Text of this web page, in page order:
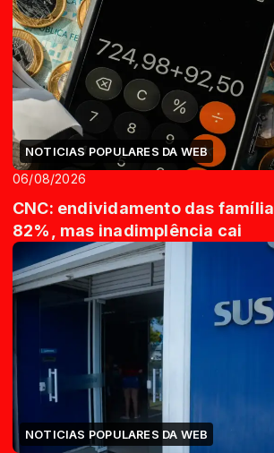
NOTICIAS POPULARES DA WEB
06/08/2026
CNC: endividamento das
82%, mas inadimplência cai
NOTICIAS POPULARES DA WEB